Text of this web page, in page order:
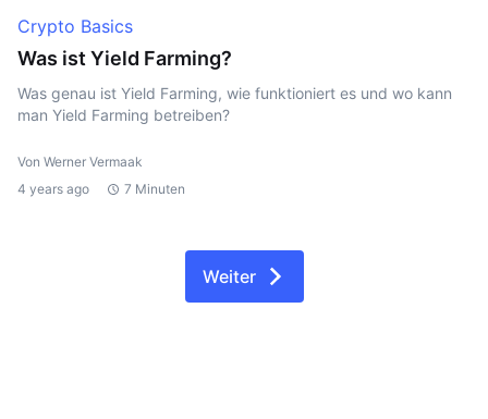
Crypto Basics
Was ist Yield Farming?
Was genau ist Yield Farming, wie funktioniert es und wo kann
man Yield Farming betreiben?
Von Werner Vermaak
4 years ago
7 Minuten
Weiter